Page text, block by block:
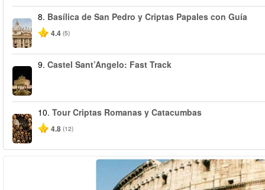
8. Basílica de San Pedro y Criptas Papales con Guía
4.4 (5)
9. Castel Sant’Angelo: Fast Track
10. Tour Criptas Romanas y Catacumbas
4.8 (12)